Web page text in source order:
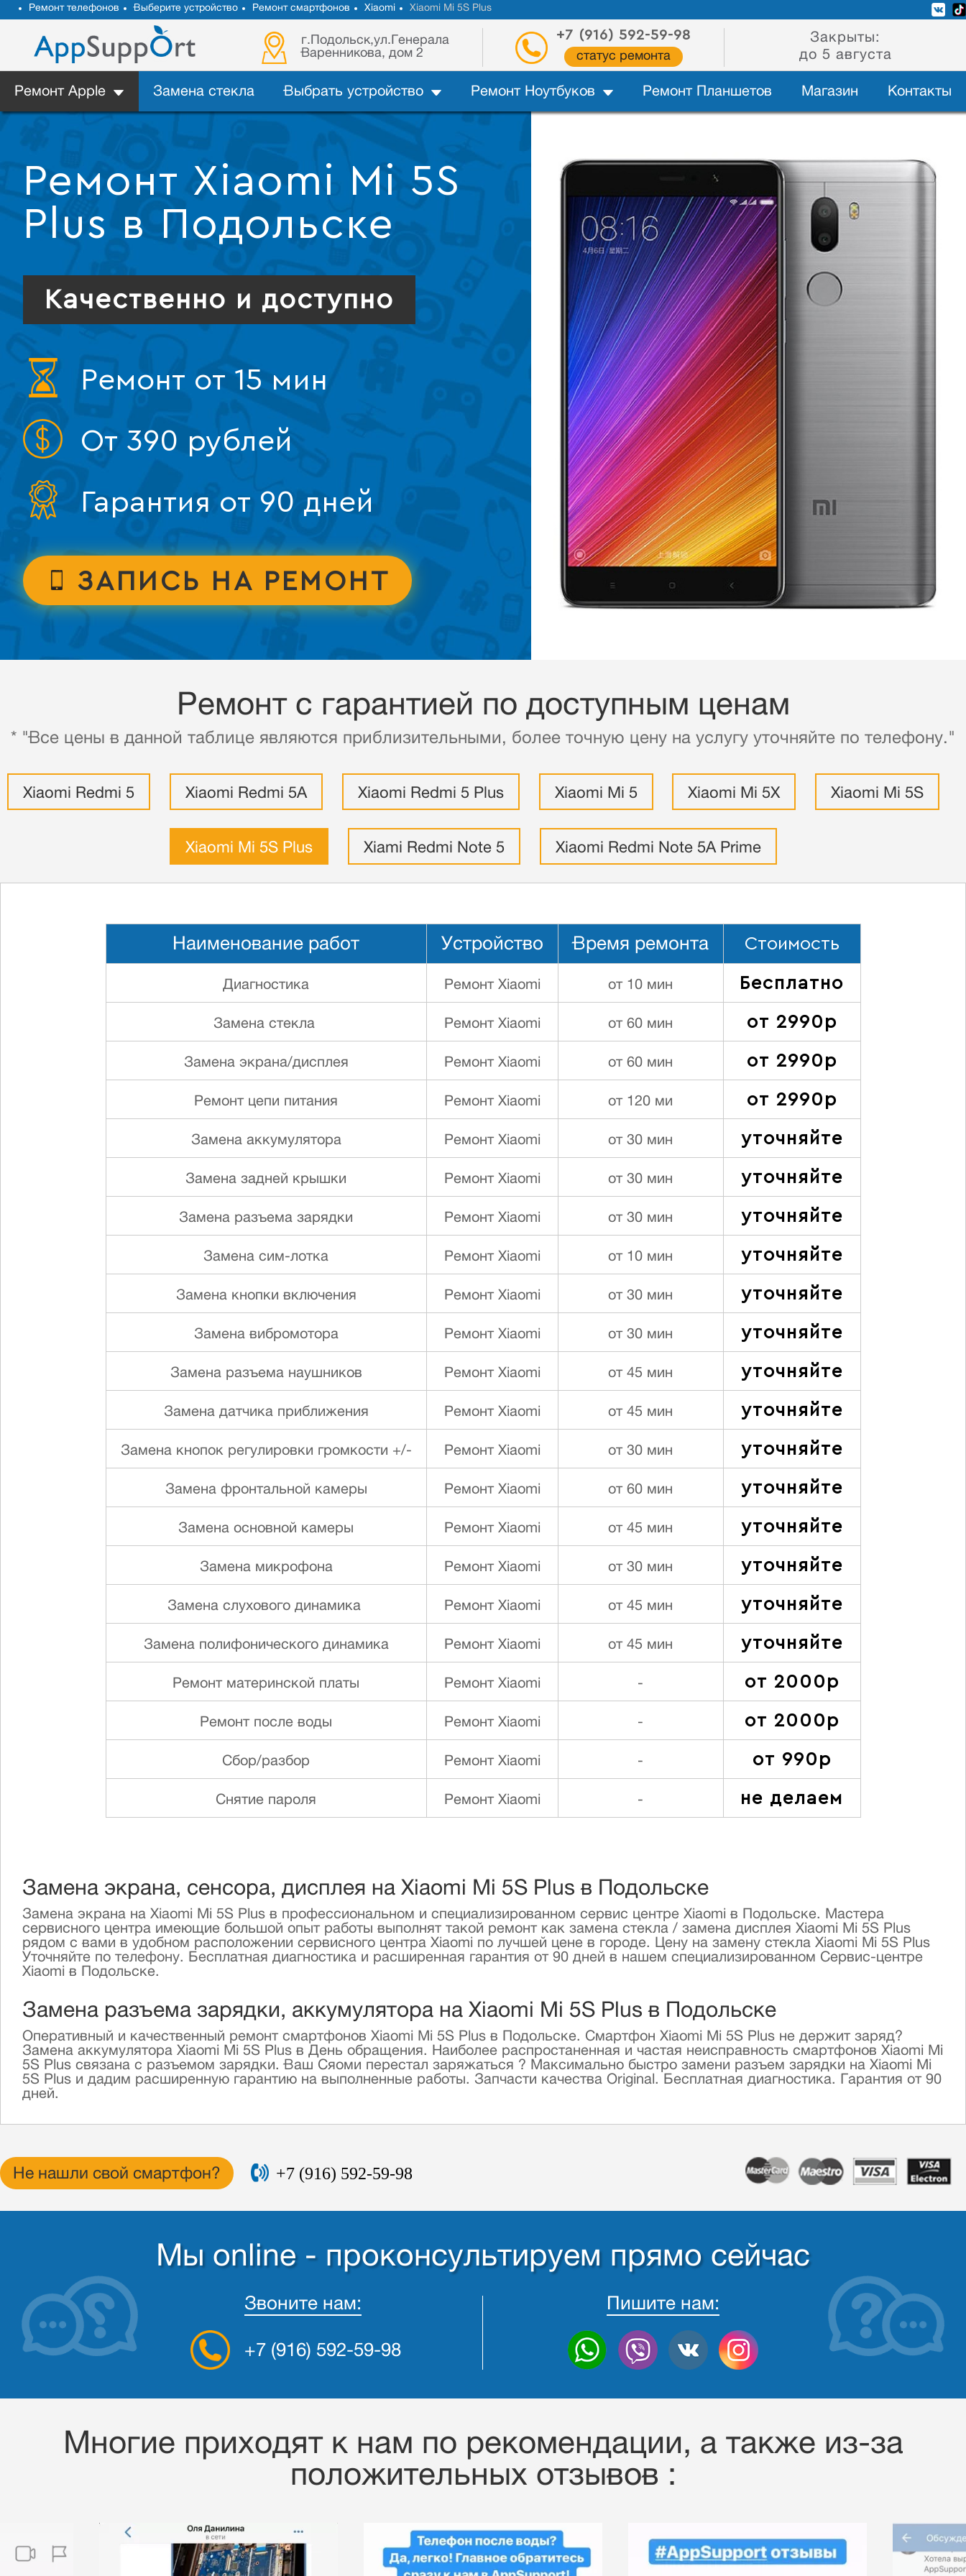
Ремонт телефонов Выберите устройство Ремонт смартфонов Xiaomi Xiaomi Mi 5S Plus
г.Подольск,ул.Генерала
Варенникова, дом 2
+7 (916) 592-59-98
статус ремонта
Закрыты:
до 5 августа
Ремонт Apple Замена стекла Выбрать устройство Ремонт Ноутбуков Ремонт Планшетов Магазин Контакты
Ремонт Xiaomi Mi 5S
Plus в Подольске
Качественно и доступно
Ремонт от 15 мин
От 390 рублей
Гарантия от 90 дней
ЗАПИСЬ НА РЕМОНТ
Ремонт с гарантией по доступным ценам
* "Все цены в данной таблице являются приблизительными, более точную цену на услугу уточняйте по телефону."
Xiaomi Redmi 5 Xiaomi Redmi 5A Xiaomi Redmi 5 Plus Xiaomi Mi 5 Xiaomi Mi 5X Xiaomi Mi 5S
Xiaomi Mi 5S Plus Xiami Redmi Note 5 Xiaomi Redmi Note 5A Prime
Наименование работ Устройство Время ремонта Стоимость
Диагностика Ремонт Xiaomi от 10 мин Бесплатно
Замена стекла Ремонт Xiaomi от 60 мин от 2990р
Замена экрана/дисплея Ремонт Xiaomi от 60 мин от 2990р
Ремонт цепи питания Ремонт Xiaomi от 120 ми от 2990р
Замена аккумулятора Ремонт Xiaomi от 30 мин уточняйте
Замена задней крышки Ремонт Xiaomi от 30 мин уточняйте
Замена разъема зарядки Ремонт Xiaomi от 30 мин уточняйте
Замена сим-лотка Ремонт Xiaomi от 10 мин уточняйте
Замена кнопки включения Ремонт Xiaomi от 30 мин уточняйте
Замена вибромотора Ремонт Xiaomi от 30 мин уточняйте
Замена разъема наушников Ремонт Xiaomi от 45 мин уточняйте
Замена датчика приближения Ремонт Xiaomi от 45 мин уточняйте
Замена кнопок регулировки громкости +/- Ремонт Xiaomi от 30 мин уточняйте
Замена фронтальной камеры Ремонт Xiaomi от 60 мин уточняйте
Замена основной камеры Ремонт Xiaomi от 45 мин уточняйте
Замена микрофона Ремонт Xiaomi от 30 мин уточняйте
Замена слуxового динамика Ремонт Xiaomi от 45 мин уточняйте
Замена полифонического динамика Ремонт Xiaomi от 45 мин уточняйте
Ремонт материнской платы Ремонт Xiaomi - от 2000р
Ремонт после воды Ремонт Xiaomi - от 2000р
Сбор/разбор Ремонт Xiaomi - от 990р
Снятие пароля Ремонт Xiaomi - не делаем
Замена экрана, сенсора, дисплея на Xiaomi Mi 5S Plus в Подольске
Замена экрана на Xiaomi Mi 5S Plus в профессиональном и специализированном сервис центре Xiaomi в Подольске. Мастера
сервисного центра имеющие большой опыт работы выполнят такой ремонт как замена стекла / замена дисплея Xiaomi Mi 5S Plus
рядом с вами в удобном расположении сервисного центра Xiaomi по лучшей цене в городе. Цену на замену стекла Xiaomi Mi 5S Plus
Уточняйте по телефону. Бесплатная диагностика и расширенная гарантия от 90 дней в нашем специализированном Сервис-центре
Xiaomi в Подольске.
Замена разъема зарядки, аккумулятора на Xiaomi Mi 5S Plus в Подольске
Оперативный и качественный ремонт смартфонов Xiaomi Mi 5S Plus в Подольске. Смартфон Xiaomi Mi 5S Plus не держит заряд?
Замена аккумулятора Xiaomi Mi 5S Plus в День обращения. Наиболее распростаненная и частая неисправность смартфонов Xiaomi Mi
5S Plus связана с разъемом зарядки. Ваш Сяоми перестал заряжаться ? Максимально быстро замени разъем зарядки на Xiaomi Mi
5S Plus и дадим расширенную гарантию на выполненные работы. Запчасти качества Original. Бесплатная диагностика. Гарантия от 90
дней.
Не нашли свой смартфон? +7 (916) 592-59-98
Мы online - проконсультируем прямо сейчас
Звоните нам:
+7 (916) 592-59-98
Пишите нам:
Многие приходят к нам по рекомендации, a также из-за
положительных отзывов :